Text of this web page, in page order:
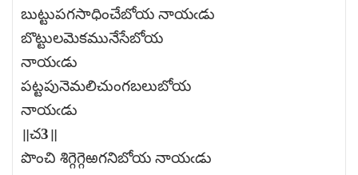
బుట్టుపగసాధించేబోయ నాయఁడు
బొట్టులమెకమునేసేబోయ
నాయఁడు
పట్టపునెమలిచుంగబలుబోయ
నాయఁడు
॥చ3॥
పొంచి శిగ్గెగ్గెఱగనిబోయ నాయఁడు